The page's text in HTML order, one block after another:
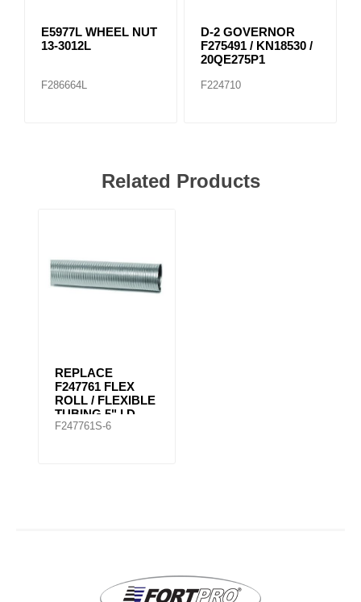
E5977L WHEEL NUT
13-3012L
F286664L
D-2 GOVERNOR
F275491 / KN18530 /
20QE275P1
F224710
Related Products
REPLACE
F247761 FLEX
ROLL / FLEXIBLE
TUBING 5" I.D.
STAINLESS
F247761S-6